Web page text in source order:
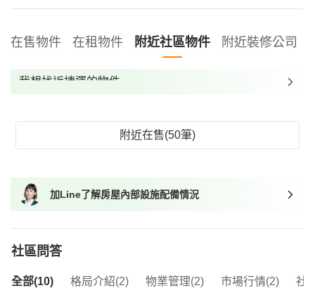
在售物件 在租物件 附近社區物件 附近裝修公司
我想找近捷運的物件
我想找配備瓦斯爐的物件
我想找具垃圾處理的物件
我想找近捷運的物件
附近在售(50筆)
加Line了解房屋內部設施配備情況
社區問答
全部(10) 格局介紹(2) 物業管理(2) 市場行情(2) 社